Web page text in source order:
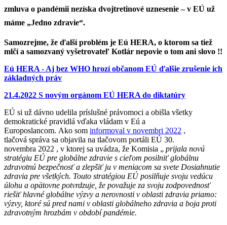
zmluva o pandémii nezíska dvojtretinové uznesenie – v EÚ už
máme „Jedno zdravie“.
Samozrejme, že ďalší problém je Eú HERA, o ktorom sa tiež
mlčí a samozvaný vyšetrovateľ Kotlár nepovie o tom ani slovo !!
Eú HERA - Aj bez WHO hrozí občanom EÚ ďalšie zrušenie ich
základných práv
21.4.2022 S novým orgánom EÚ HERA do diktatúry
EÚ si už dávno udelila príslušné právomoci a obišla všetky
demokratické pravidlá vďaka vládam v Eú a
Europoslancom. Ako som informoval v novembri 2022 ,
tlačová správa sa objavila na tlačovom portáli EÚ 30.
novembra 2022 , v ktorej sa uvádza, že Komisia „ prijala novú
stratégiu EÚ pre globálne zdravie s cieľom posilniť globálnu
zdravotnú bezpečnosť a zlepšiť ju v meniacom sa svete Dosiahnutie
zdravia pre všetkých. Touto stratégiou EÚ posilňuje svoju vedúcu
úlohu a opätovne potvrdzuje, že považuje za svoju zodpovednosť
riešiť hlavné globálne výzvy a nerovnosti v oblasti zdravia priamo:
výzvy, ktoré sú pred nami v oblasti globálneho zdravia a boja proti
zdravotným hrozbám v období pandémie.